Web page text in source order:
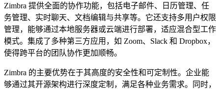
Zimbra 提供全面的协作功能，包括电子邮件、日历管理、任
务管理、实时聊天、文档编辑与共享等。它还支持多用户权限
管理，能够通过本地服务器或云端进行部署，适应混合型工作
模式。集成了多种第三方应用，如 Zoom、Slack 和 Dropbox，
使得跨平台的团队协作更加顺畅。
Zimbra 的主要优势在于其高度的安全性和可定制性。企业能
够通过其开源架构进行深度定制，满足各种业务需求。同时，